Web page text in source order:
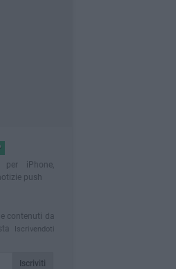
per iPhone,
push
contenuti da
Iscrivendoti
Iscriviti